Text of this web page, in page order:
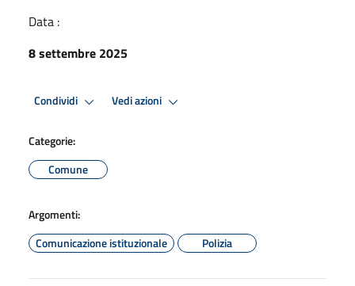
Data :
8 settembre 2025
Condividi Vedi azioni
Categorie:
Comune
Argomenti:
Comunicazione istituzionale
Polizia